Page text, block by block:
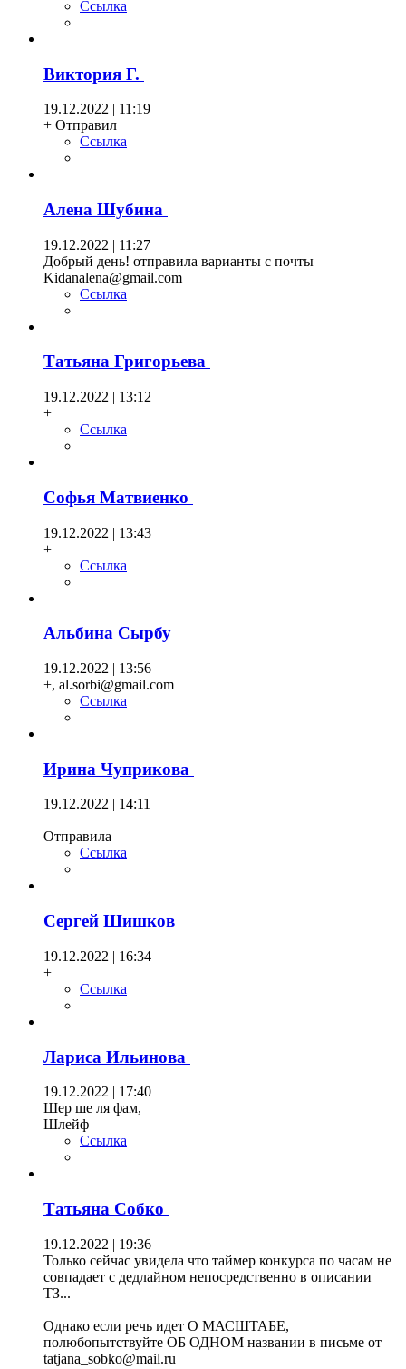
Ссылка
Виктория Г.
19.12.2022 | 11:19
+ Отправил
Ссылка
Алена Шубина
19.12.2022 | 11:27
Добрый день! отправила варианты с почты
Kidanalena@gmail.com
Ссылка
Татьяна Григорьева
19.12.2022 | 13:12
+
Ссылка
Софья Матвиенко
19.12.2022 | 13:43
+
Ссылка
Альбина Сырбу
19.12.2022 | 13:56
+, al.sorbi@gmail.com
Ссылка
Ирина Чуприкова
19.12.2022 | 14:11
Отправила
Ссылка
Сергей Шишков
19.12.2022 | 16:34
+
Ссылка
Лариса Ильинова
19.12.2022 | 17:40
Шер ше ля фам,
Шлейф
Ссылка
Татьяна Собко
19.12.2022 | 19:36
Только сейчас увидела что таймер конкурса по часам не
совпадает с дедлайном непосредственно в описании
ТЗ...
Однако если речь идет О МАСШТАБЕ,
полюбопытствуйте ОБ ОДНОМ названии в письме от
tatjana_sobko@mail.ru